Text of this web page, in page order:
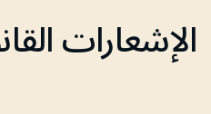
الإشعارات